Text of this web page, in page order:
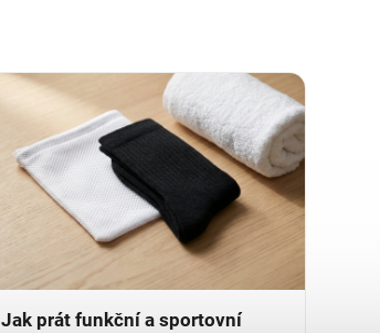
Jak prát funkční a sportovní